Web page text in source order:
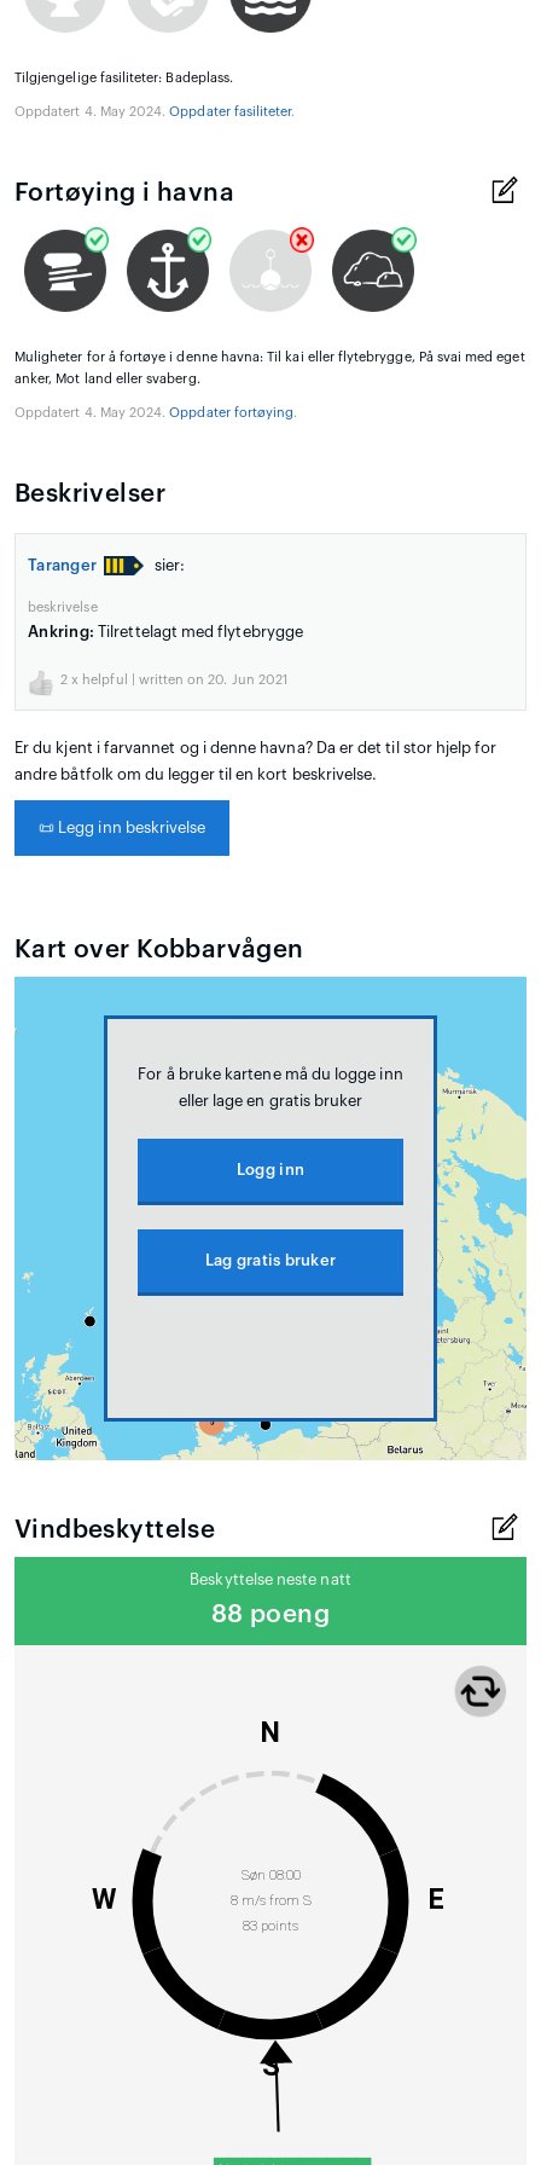
Tilgjengelige fasiliteter: Badeplass.
Oppdatert 4. May 2024.Oppdater fasiliteter.
Fortøying i havna
Muligheter for å fortøye i denne havna: Til kai eller flytebrygge, På svai med eget
anker, Mot land eller svaberg.
Oppdatert 4. May 2024.Oppdater fortøying.
Beskrivelser
Taranger sier:
beskrivelse
Ankring: Tilrettelagt med flytebrygge
2 x helpful | written on 20. Jun 2021
Er du kjent i farvannet og i denne havna? Da er det til stor hjelp for
andre båtfolk om du legger til en kort beskrivelse.
📜 Legg inn beskrivelse
Kart over Kobbarvågen
For å bruke kartene må du logge inn
eller lage en gratis bruker
Logg inn
Lag gratis bruker
Vindbeskyttelse
Beskyttelse neste natt
88 poeng
Søn 08:00
8 m/s from S
83 points
N
E
S
W